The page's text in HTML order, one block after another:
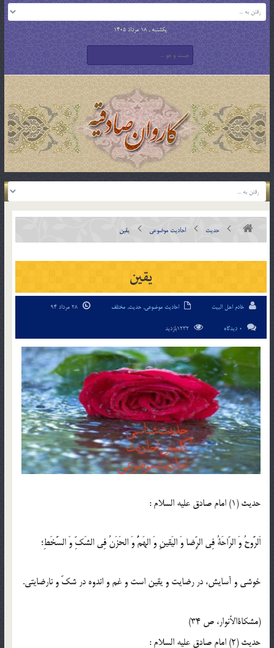
یکشنبه , 18 مرداد 1405
حدیث احادیث موضوعی یقین
یقین
خادم اهل البیت احادیث موضوعی, حدیث, مختلف
0 دیدگاه
حدیث (1) امام صادق عليه ‏السلام :
اَلرَّوحُ وَ الرّاحَةُ فِى الرِّضا وَ اليَقينِ وَ الهَمُّ وَ الحَزَنُ فِى الشَكِّ وَ السَّخَطِ؛
خوشى و آسايش، در رضايت و يقين است و غم و اندوه در شكّ و نارضايتى.
(مشكاة‏الأنوار، ص 34)
حدیث (2) امام صادق عليه‏ السلام :